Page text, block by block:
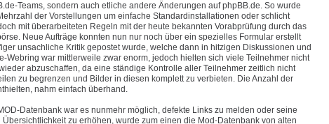
Teams, sondern auch etliche andere Änderungen auf phpBB.de. So wurde
der Vorstellungen um einfache Standardinstallationen oder schlicht
mit überarbeiteten Regeln mit der heute bekannten Vorabprüfung durch das
Neue Aufträge konnten nun nur noch über ein spezielles Formular erstellt
unsachliche Kritik gepostet wurde, welche dann in hitzigen Diskussionen und
war mittlerweile zwar enorm, jedoch hielten sich viele Teilnehmer nicht
abzuschaffen, da eine ständige Kontrolle aller Teilnehmer zeitlich nicht
zu begrenzen und Bilder in diesen komplett zu verbieten. Die Anzahl der
nahm einfach überhand.
Datenbank war es nunmehr möglich, defekte Links zu melden oder seine
zu erhöhen, wurde zum einen die Mod-Datenbank von alten